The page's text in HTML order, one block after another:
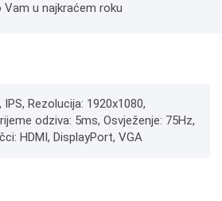
Vam u najkraćem roku
Rezolucija: 1920x1080,
odziva: 5ms, Osvježenje: 75Hz,
HDMI, DisplayPort, VGA